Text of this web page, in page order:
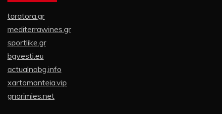
toratora.gr
mediterrawines.gr
sportlike.gr
bgvesti.eu
actualnobg.info
xartomanteia.vip
gnorimies.net